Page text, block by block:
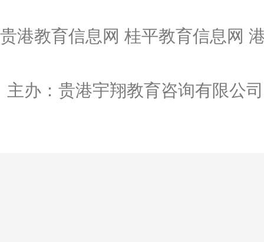
贵港教育信息网 桂平教育信息网
主办：贵港宇翔教育咨询有限公